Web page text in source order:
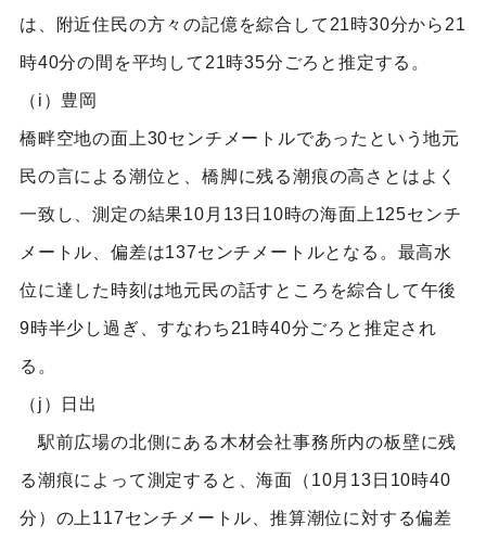
は、附近住民の方々の記億を綜合して21時30分から21
時40分の間を平均して21時35分ごろと推定する。
（i）豊岡
橋畔空地の面上30センチメートルであったという地元
民の言による潮位と、橋脚に残る潮痕の高さとはよく
一致し、測定の結果10月13日10時の海面上125センチ
メートル、偏差は137センチメートルとなる。最高水
位に達した時刻は地元民の話すところを綜合して午後
9時半少し過ぎ、すなわち21時40分ごろと推定され
る。
（j）日出
駅前広場の北側にある木材会社事務所内の板壁に残
る潮痕によって測定すると、海面（10月13日10時40
分）の上117センチメートル、推算潮位に対する偏差